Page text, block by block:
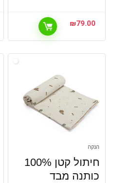
₪79.00
הנקה
חיתול קטן 100%
כותנה מבד